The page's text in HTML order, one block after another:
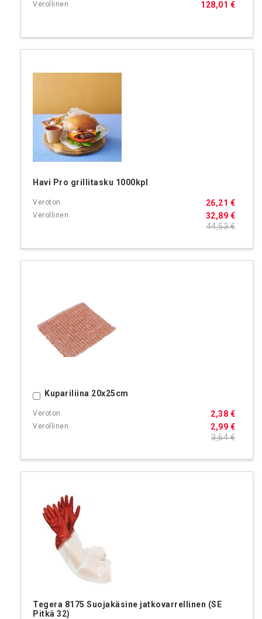
128,01 €
Havi Pro grillitasku 1000kpl
32,89 €
26,21 €
44,53 €
Kupariliina 20x25cm
2,99 €
2,38 €
3,64 €
Ostoskoriin
Tegera 8175 Suojakäsine jatkovarrellinen (SE
Pitkä 32)